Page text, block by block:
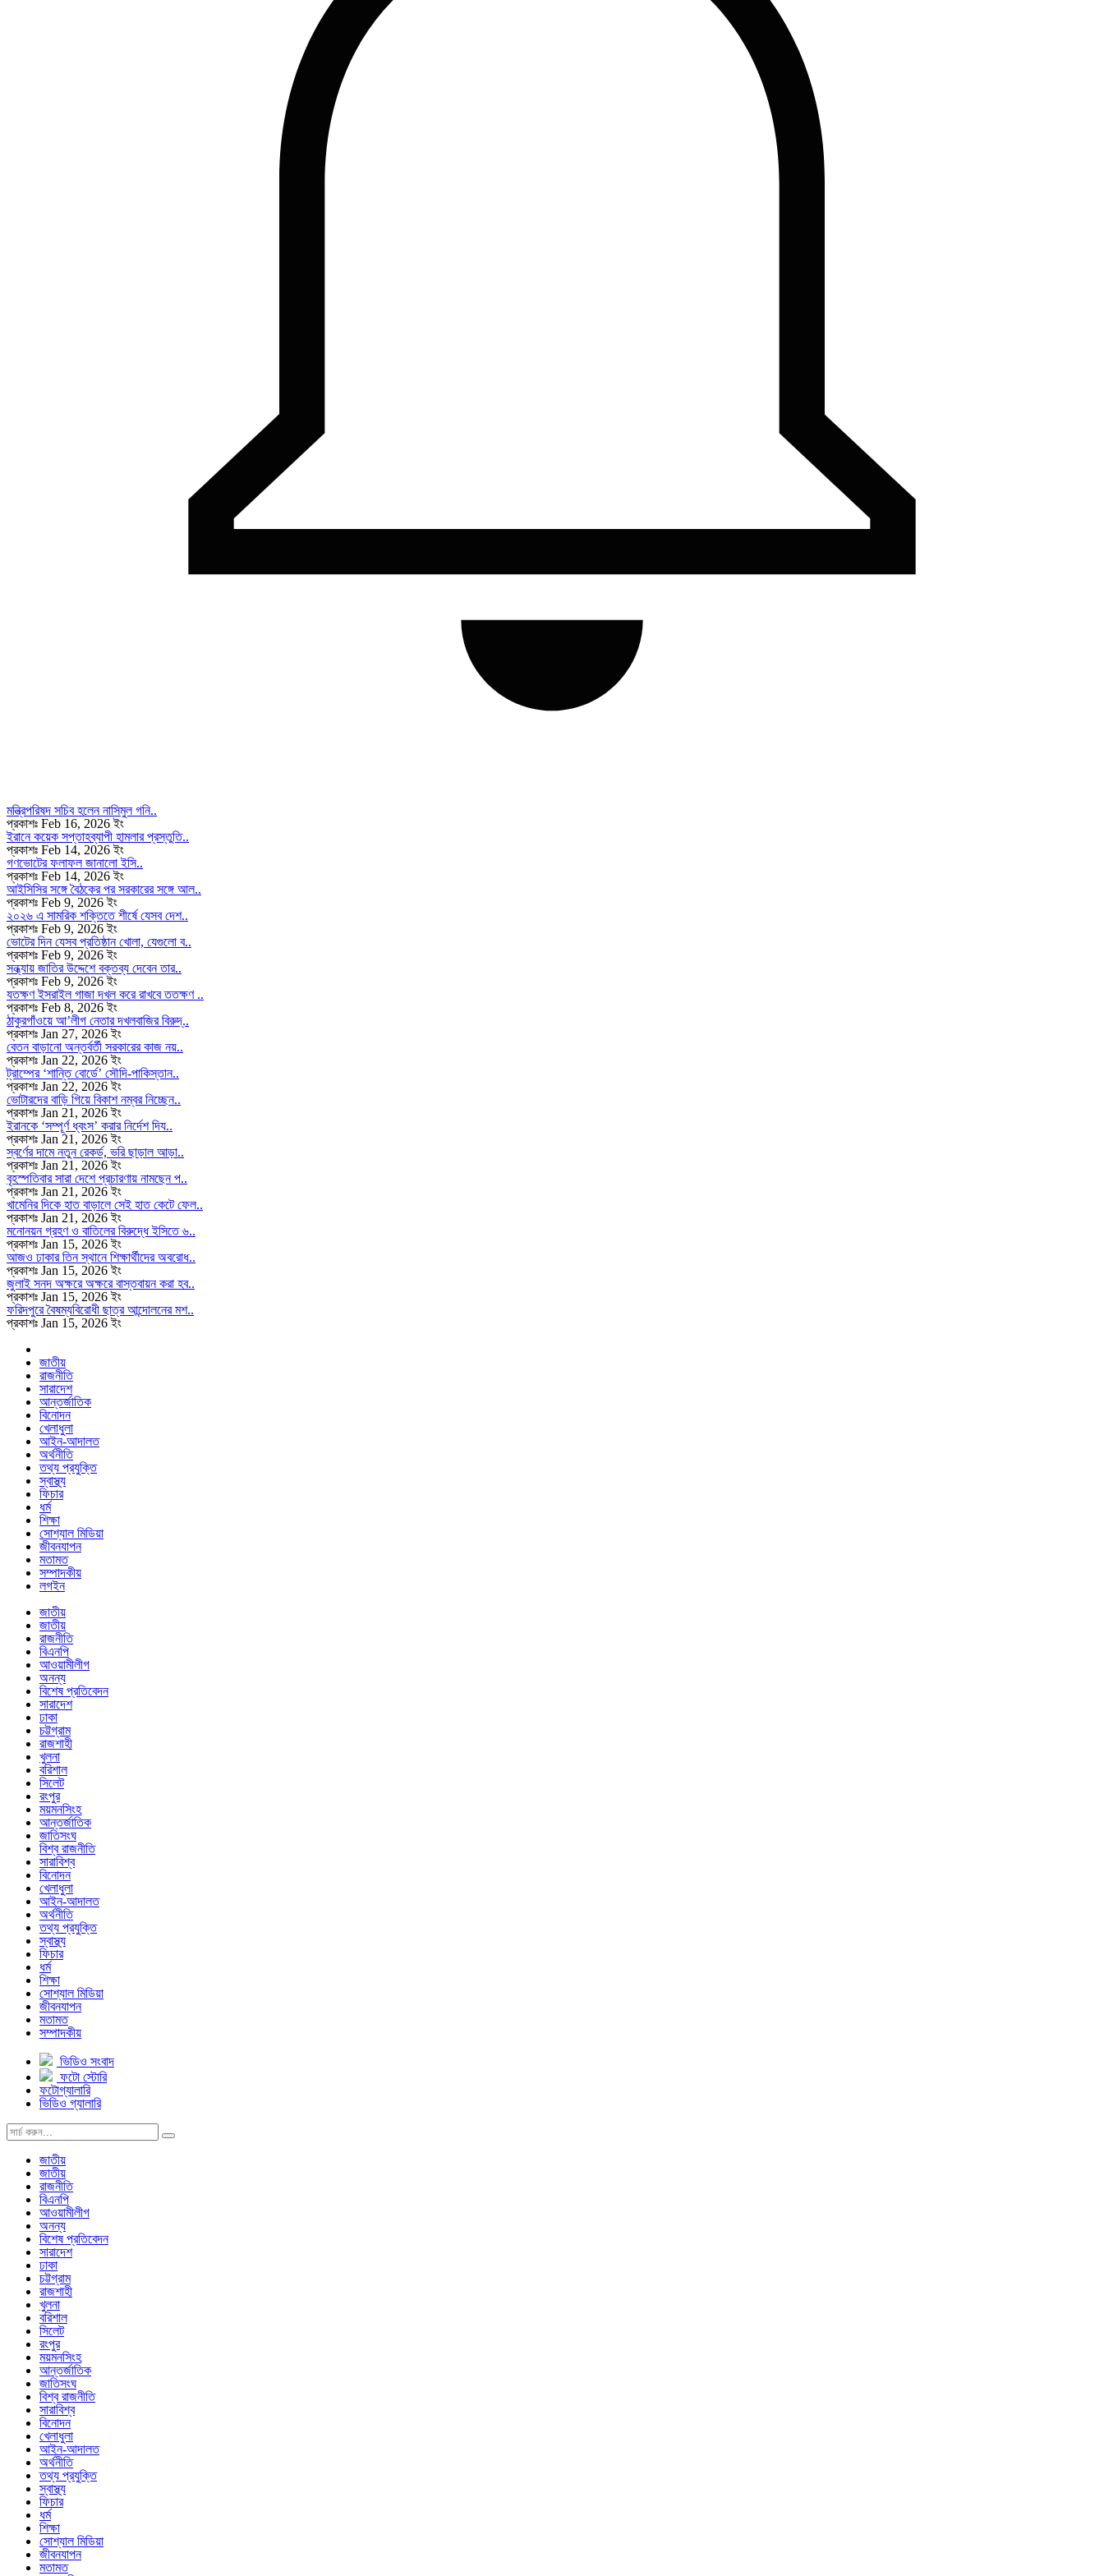
মন্ত্রিপরিষদ সচিব হলেন নাসিমুল গনি..
প্রকাশঃ Feb 16, 2026 ইং
ইরানে কয়েক সপ্তাহব্যাপী হামলার প্রস্তুতি..
প্রকাশঃ Feb 14, 2026 ইং
গণভোটের ফলাফল জানালো ইসি..
প্রকাশঃ Feb 14, 2026 ইং
আইসিসির সঙ্গে বৈঠকের পর সরকারের সঙ্গে আল..
প্রকাশঃ Feb 9, 2026 ইং
২০২৬ এ সামরিক শক্তিতে শীর্ষে যেসব দেশ..
প্রকাশঃ Feb 9, 2026 ইং
ভোটের দিন যেসব প্রতিষ্ঠান খোলা, যেগুলো ব..
প্রকাশঃ Feb 9, 2026 ইং
সন্ধ্যায় জাতির উদ্দেশে বক্তব্য দেবেন তার..
প্রকাশঃ Feb 9, 2026 ইং
যতক্ষণ ইসরাইল গাজা দখল করে রাখবে ততক্ষণ ..
প্রকাশঃ Feb 8, 2026 ইং
ঠাকুরগাঁওয়ে আ’লীগ নেতার দখলবাজির বিরুদ্..
প্রকাশঃ Jan 27, 2026 ইং
বেতন বাড়ানো অন্তর্বর্তী সরকারের কাজ নয়..
প্রকাশঃ Jan 22, 2026 ইং
ট্রাম্পের ‘শান্তি বোর্ডে’ সৌদি-পাকিস্তান..
প্রকাশঃ Jan 22, 2026 ইং
ভোটারদের বাড়ি গিয়ে বিকাশ নম্বর নিচ্ছেন..
প্রকাশঃ Jan 21, 2026 ইং
ইরানকে ‘সম্পূর্ণ ধ্বংস’ করার নির্দেশ দিয..
প্রকাশঃ Jan 21, 2026 ইং
স্বর্ণের দামে নতুন রেকর্ড, ভরি ছাড়াল আড়া..
প্রকাশঃ Jan 21, 2026 ইং
বৃহস্পতিবার সারা দেশে প্রচারণায় নামছেন প..
প্রকাশঃ Jan 21, 2026 ইং
খামেনির দিকে হাত বাড়ালে সেই হাত কেটে ফেল..
প্রকাশঃ Jan 21, 2026 ইং
মনোনয়ন গ্রহণ ও বাতিলের বিরুদ্ধে ইসিতে ৬..
প্রকাশঃ Jan 15, 2026 ইং
আজও ঢাকার তিন স্থানে শিক্ষার্থীদের অবরোধ..
প্রকাশঃ Jan 15, 2026 ইং
জুলাই সনদ অক্ষরে অক্ষরে বাস্তবায়ন করা হব..
প্রকাশঃ Jan 15, 2026 ইং
ফরিদপুরে বৈষম্যবিরোধী ছাত্র আন্দোলনের মশ..
প্রকাশঃ Jan 15, 2026 ইং
জাতীয়
রাজনীতি
সারাদেশ
আন্তর্জাতিক
বিনোদন
খেলাধুলা
আইন-আদালত
অর্থনীতি
তথ্য প্রযুক্তি
স্বাস্থ্য
ফিচার
ধর্ম
শিক্ষা
সোশ্যাল মিডিয়া
জীবনযাপন
মতামত
সম্পাদকীয়
লগইন
জাতীয়
জাতীয়
রাজনীতি
বিএনপি
আওয়ামীলীগ
অনন্য
বিশেষ প্রতিবেদন
সারাদেশ
ঢাকা
চট্টগ্রাম
রাজশাহী
খুলনা
বরিশাল
সিলেট
রংপুর
ময়মনসিংহ
আন্তর্জাতিক
জাতিসংঘ
বিশ্ব রাজনীতি
সারাবিশ্ব
বিনোদন
খেলাধুলা
আইন-আদালত
অর্থনীতি
তথ্য প্রযুক্তি
স্বাস্থ্য
ফিচার
ধর্ম
শিক্ষা
সোশ্যাল মিডিয়া
জীবনযাপন
মতামত
সম্পাদকীয়
ভিডিও সংবাদ
ফটো স্টোরি
ফটোগ্যালারি
ভিডিও গ্যালারি
জাতীয়
জাতীয়
রাজনীতি
বিএনপি
আওয়ামীলীগ
অনন্য
বিশেষ প্রতিবেদন
সারাদেশ
ঢাকা
চট্টগ্রাম
রাজশাহী
খুলনা
বরিশাল
সিলেট
রংপুর
ময়মনসিংহ
আন্তর্জাতিক
জাতিসংঘ
বিশ্ব রাজনীতি
সারাবিশ্ব
বিনোদন
খেলাধুলা
আইন-আদালত
অর্থনীতি
তথ্য প্রযুক্তি
স্বাস্থ্য
ফিচার
ধর্ম
শিক্ষা
সোশ্যাল মিডিয়া
জীবনযাপন
মতামত